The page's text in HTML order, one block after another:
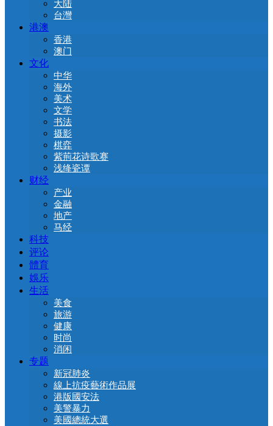
大陆
台灣
港澳
香港
澳门
文化
中华
海外
美术
文学
书法
摄影
棋弈
紫荊花诗歌赛
浅绛瓷谭
财经
产业
金融
地产
马经
科技
评论
體育
娛乐
生活
美食
旅游
健康
时尚
消闲
专题
新冠肺炎
線上抗疫藝術作品展
港版國安法
美警暴力
美國總統大選